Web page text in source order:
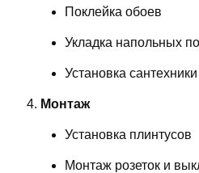
Поклейка обоев
Укладка напольных
Установка сантехники
Монтаж
Установка плинтусов
Монтаж розеток и